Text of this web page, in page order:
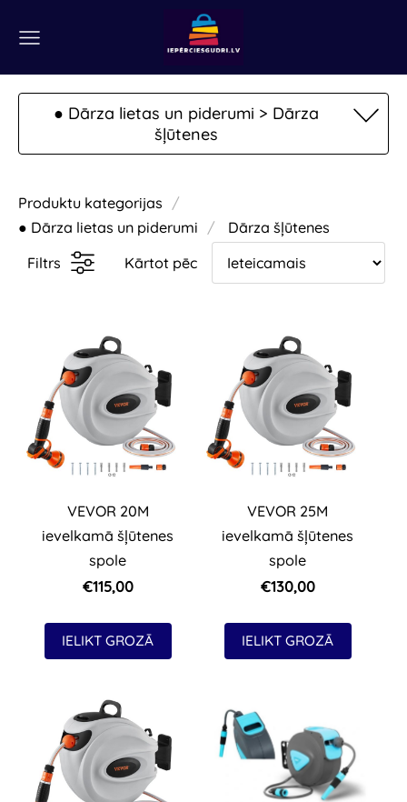
● Dārza lietas un piderumi > Dārza
šļūtenes
Produktu kategorijas
● Dārza lietas un piderumi
Dārza šļūtenes
Filtrs
Kārtot pēc
VEVOR 20M
ievelkamā šļūtenes
spole
€115,00
IELIKT GROZĀ
VEVOR 25M
ievelkamā šļūtenes
spole
€130,00
IELIKT GROZĀ